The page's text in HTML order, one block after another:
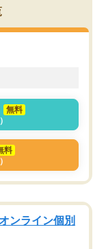
無料
料
ンライン個別